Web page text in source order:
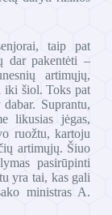
taip pat
dar pakentėti –
artimųjų,
iki šiol. Toks pat
Suprantu,
likusias jėgas,
ruožtu, kartoju
artimųjų. Šiuo
pasirūpinti
yra tai, kas gali
ministras A.